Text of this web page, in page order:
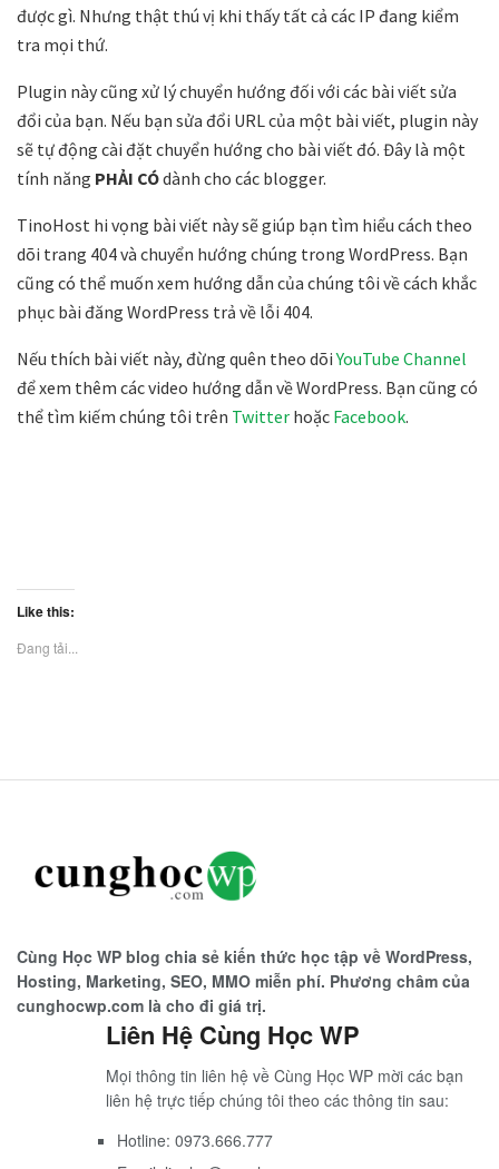
được gì. Nhưng thật thú vị khi thấy tất cả các IP đang kiểm
tra mọi thứ.
Plugin này cũng xử lý chuyển hướng đối với các bài viết sửa
đổi của bạn. Nếu bạn sửa đổi URL của một bài viết, plugin này
sẽ tự động cài đặt chuyển hướng cho bài viết đó. Đây là một
tính năng PHẢI CÓdành cho các blogger.
TinoHost hi vọng bài viết này sẽ giúp bạn tìm hiểu cách theo
dõi trang 404 và chuyển hướng chúng trong WordPress. Bạn
cũng có thể muốn xem hướng dẫn của chúng tôi về cách khắc
phục bài đăng WordPress trả về lỗi 404.
Nếu thích bài viết này, đừng quên theo dõiYouTube Channel
để xem thêm các video hướng dẫn về WordPress. Bạn cũng có
thể tìm kiếm chúng tôi trên Twitter hoặc Facebook.
Like this:
Đang tải...
Cùng Học WP blog chia sẻ kiến thức học tập về WordPress,
Hosting, Marketing, SEO, MMO miễn phí. Phương châm của
cunghocwp.com là cho đi giá trị.
Liên Hệ Cùng Học WP
Mọi thông tin liên hệ về Cùng Học WP mời các bạn
liên hệ trực tiếp chúng tôi theo các thông tin sau:
Hotline: 0973.666.777